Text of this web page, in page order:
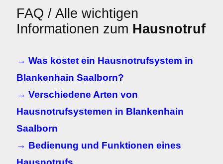
FAQ / Alle wichtigen
Informationen zum Hausnotruf
→ Was kostet ein Hausnotrufsystem in
Blankenhain Saalborn?
→ Verschiedene Arten von
Hausnotrufsystemen in Blankenhain
Saalborn
→ Bedienung und Funktionen eines